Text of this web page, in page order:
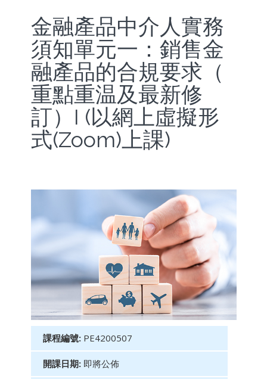
金融產品中介人實務
須知單元一：銷售金
融產品的合規要求（
重點重温及最新修
訂）I (以網上虛擬形
式(Zoom)上課)
課程編號: PE4200507
開課日期: 即將公佈